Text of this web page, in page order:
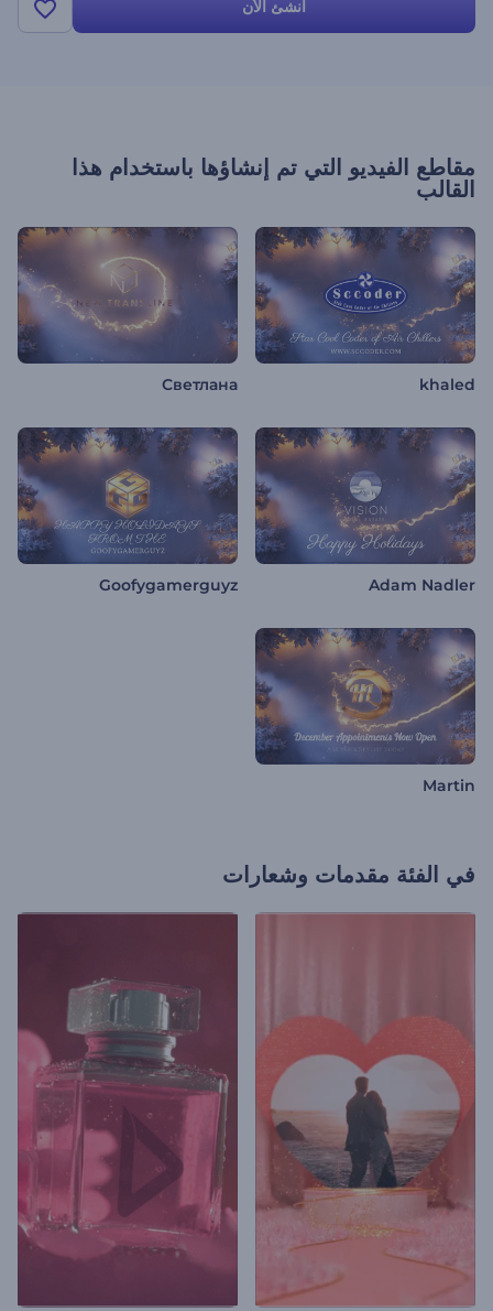
انشئ الأن
مقاطع الفيديو التي تم إنشاؤها باستخدام هذا
القالب
khaled
Светлана
Adam Nadler
Goofygamerguyz
Martin
في الفئة مقدمات وشعارات